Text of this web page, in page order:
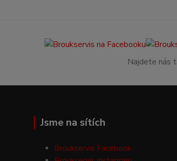
Najdete nás
Jsme na sítích
Broukservis Facebook